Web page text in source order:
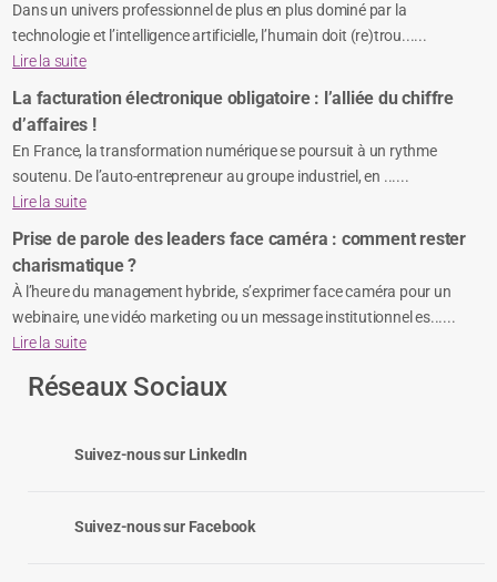
Dans un univers professionnel de plus en plus dominé par la
technologie et l’intelligence artificielle, l’humain doit (re)trou......
Lire la suite
La facturation électronique obligatoire : l’alliée du chiffre
d’affaires !
En France, la transformation numérique se poursuit à un rythme
soutenu. De l’auto-entrepreneur au groupe industriel, en ......
Lire la suite
Prise de parole des leaders face caméra : comment rester
charismatique ?
À l’heure du management hybride, s’exprimer face caméra pour un
webinaire, une vidéo marketing ou un message institutionnel es......
Lire la suite
Réseaux Sociaux
Suivez-nous sur LinkedIn
Suivez-nous sur Facebook